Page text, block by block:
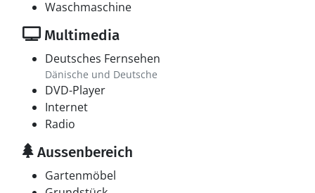
Waschmaschine
Multimedia
Deutsches Fernsehen
Dänische und Deutsche
DVD-Player
Internet
Radio
Aussenbereich
Gartenmöbel